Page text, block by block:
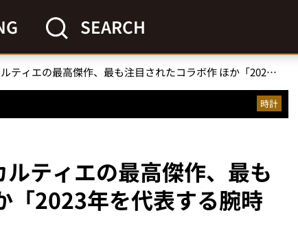
SEARCH
【間違いない腕時計】カルティエの最高傑作、最も注目されたコラボ作 ほか「2023年を代表する腕時計」ベスト3
時計
ルティエの最高傑作、最も
「2023年を代表する腕時